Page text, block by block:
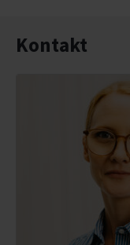
Kontakt